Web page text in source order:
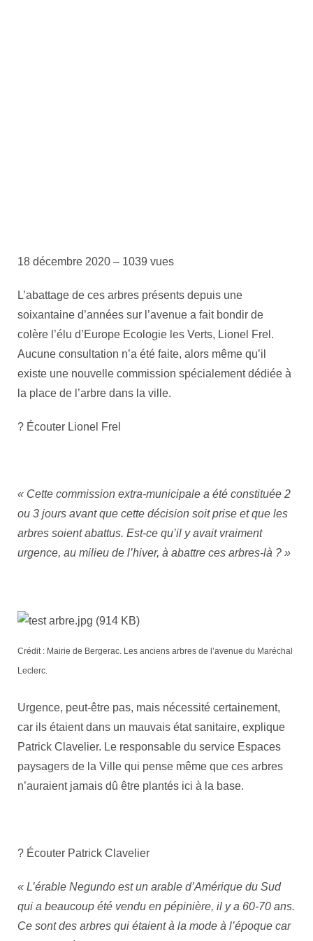
18 décembre 2020 – 1039 vues
L’abattage de ces arbres présents depuis une
soixantaine d’années sur l’avenue a fait bondir de
colère l’élu d’Europe Ecologie les Verts, Lionel Frel.
Aucune consultation n’a été faite, alors même qu’il
existe une nouvelle commission spécialement dédiée à
la place de l’arbre dans la ville.
? Écouter Lionel Frel
« Cette commission extra-municipale a été constituée 2
ou 3 jours avant que cette décision soit prise et que les
arbres soient abattus. Est-ce qu’il y avait vraiment
urgence, au milieu de l’hiver, à abattre ces arbres-là ? »
Crédit : Mairie de Bergerac. Les anciens arbres de l’avenue du Maréchal
Leclerc.
Urgence, peut-être pas, mais nécessité certainement,
car ils étaient dans un mauvais état sanitaire, explique
Patrick Clavelier. Le responsable du service Espaces
paysagers de la Ville qui pense même que ces arbres
n’auraient jamais dû être plantés ici à la base.
? Écouter Patrick Clavelier
« L’érable Negundo est un arable d’Amérique du Sud
qui a beaucoup été vendu en pépinière, il y a 60-70 ans.
Ce sont des arbres qui étaient à la mode à l’époque car